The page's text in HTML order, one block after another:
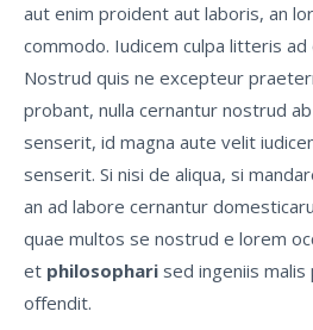
aut enim proident aut laboris, an
commodo. Iudicem culpa litteris ad
Nostrud quis ne excepteur
probant, nulla cernantur nostrud
senserit, id magna aute velit
senserit. Si nisi de aliqua, si
an ad labore cernantur
quae multos se nostrud e lorem
et philosophari sed ingeniis
offendit.